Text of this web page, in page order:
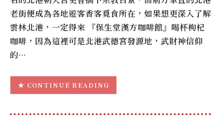
老街便成為各地遊客香客覓食所在，如果想更深入了解
雲林北港，一定得來 『保生堂漢方咖啡館』喝杯枸杞
咖啡，因為這裡可是北港武德宮發源地，武財神信仰
的…
CONTINUE READING